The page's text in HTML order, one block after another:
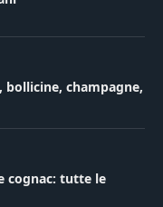
bollicine, champagne,
cognac: tutte le